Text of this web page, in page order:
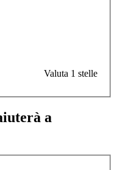
Valuta 1 stelle
a